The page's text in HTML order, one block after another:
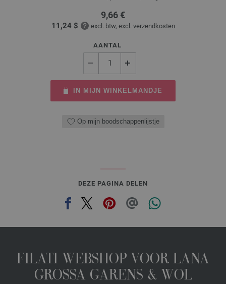
9,66 €
11,24 $ excl. btw, excl. verzendkosten
AANTAL
IN MIJN WINKELMANDJE
Op mijn boodschappenlijstje
DEZE PAGINA DELEN
FILATI WEBSHOP VOOR LANA
GROSSA GARENS & WOL